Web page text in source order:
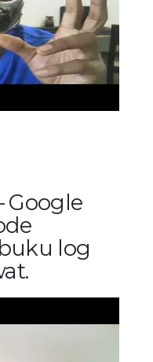
Google
log